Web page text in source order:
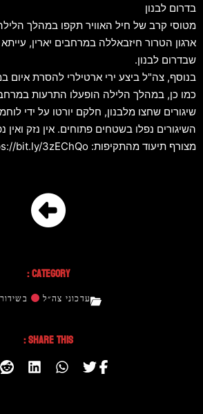
בדרום לבנון
מטוסי קרב של חיל האוויר תקפו במהלך
ארגון הטרור חיזבאללה במרחבים יארין,
שבדרום לבנון.
בנוסף, צה"ל ביצע ירי ארטילרי להסרת איום
שיגורים שחצו מלבנון, חלקם יורטו על ידי
השיגורים נפלו בשטחים פתוחים. אין נזק ואין
מצורף תיעוד מהתקיפות: https://bit.ly/3zEChQo
Category :
עדכוני צה״ל
Share This :